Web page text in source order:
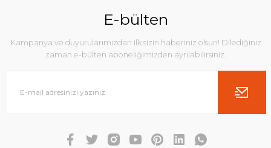
E-bülten
Kampanya ve duyurularımızdan ilk sizin haberiniz olsun! Dilediğiniz
zaman e-bülten aboneliğimizden ayrılabilirsiniz.